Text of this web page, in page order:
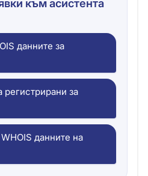
към асистента
данните за
регистрирани за
данните на